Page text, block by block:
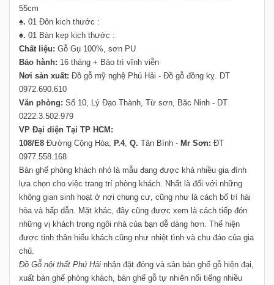
55cm
♠. 01 Đôn kich thước :
♠. 01 Bàn kẹp kich thước :
Chất liệu: Gỗ Gụ 100%, sơn PU
Bảo hành: 16 tháng + Bảo trì vĩnh viễn
Nơi sản xuất: Đồ gỗ mỹ nghệ Phú Hải - Đồ gỗ đồng kỵ. DT
0972.690.610
Văn phòng: Số 10, Lý Đạo Thành, Từ sơn, Băc Ninh - DT
0222.3.502.979
VP Đại diện Tại TP HCM:
108/E8 Đường Cộng Hòa, P.4, Q. Tân Bình - Mr Sơn: ĐT
0977.558.168
Bàn ghế phòng khách nhỏ là mẫu đang được khá nhiều gia đình
lựa chọn cho việc trang trí phòng khách. Nhất là đối với những
không gian sinh hoạt ở nơi chung cư, cũng như là cách bố trí hài
hòa và hấp dẫn. Mặt khác, đây cũng được xem là cách tiếp đón
những vị khách trong ngôi nhà của bạn dễ dàng hơn. Thể hiện
được tinh thân hiếu khách cũng như nhiệt tình và chu đáo của gia
chủ.
Đồ Gỗ nội thất Phú Hải nhận đặt đóng và sản bàn ghế gỗ hiện đại,
xuất bàn ghế phòng khách, bàn ghế gỗ tự nhiên nổi tiếng nhiều